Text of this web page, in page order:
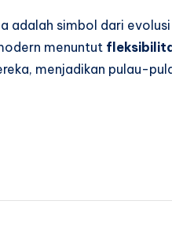
adalah simbol dari
menuntut
menjadikan pulau-